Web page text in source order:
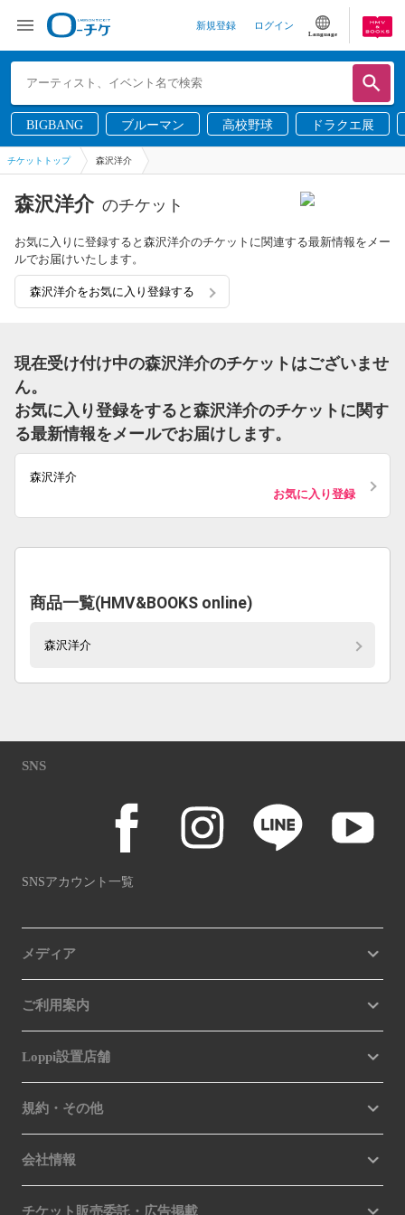
新規登録 ログイン
Language
BIGBANG ブルーマン 高校野球 ドラクエ展
チケットトップ 森沢洋介
森沢洋介 のチケット
お気に入りに登録すると森沢洋介のチケットに関連する最新情報をメー
ルでお届けいたします。
森沢洋介をお気に入り登録する
現在受け付け中の森沢洋介のチケットはございませ
ん。
お気に入り登録をすると森沢洋介のチケットに関す
る最新情報をメールでお届けします。
森沢洋介
お気に入り登録
商品一覧(HMV&BOOKS online)
森沢洋介
SNS
SNSアカウント一覧
メディア
ご利用案内
Loppi設置店舗
規約・その他
会社情報
チケット販売委託・広告掲載